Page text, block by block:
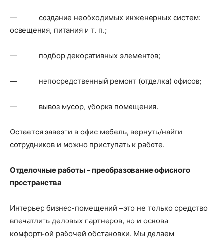
— создание необходимых инженерных систем:
освещения, питания и т. п.;
— подбор декоративных элементов;
— непосредственный ремонт (отделка) офисов;
— вывоз мусор, уборка помещения.
Остается завезти в офис мебель, вернуть/найти
сотрудников и можно приступать к работе.
Отделочные работы – преобразование офисного
пространства
Интерьер бизнес-помещений –это не только средство
впечатлить деловых партнеров, но и основа
комфортной рабочей обстановки. Мы делаем: